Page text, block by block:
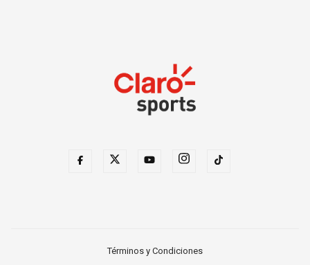
Términos y Condiciones